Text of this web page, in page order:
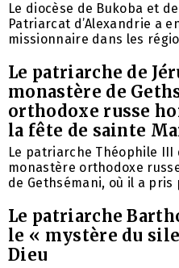
Le diocèse de Bukoba et
Patriarcat d’Alexandrie a
missionnaire dans les
Le patriarche de
monastère de
orthodoxe russe
la fête de sainte
Le patriarche Théophile III
monastère orthodoxe
de Gethsémani, où il a pris
Le patriarche
le « mystère du
Dieu